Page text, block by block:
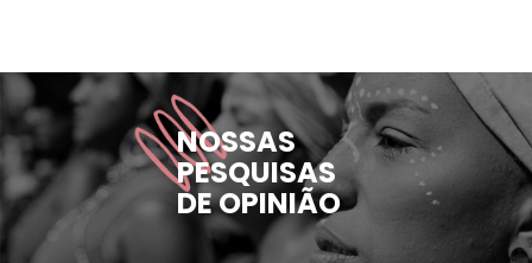
NOSSAS
PESQUISAS
DE OPINIÃO